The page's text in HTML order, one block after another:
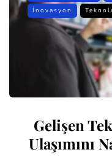
İnovasyon
Gelişen
Ulaşımını